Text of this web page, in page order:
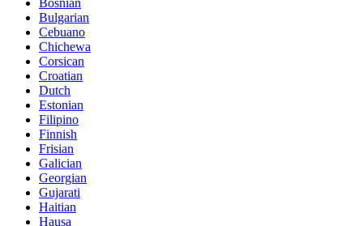
Bosnian
Bulgarian
Cebuano
Chichewa
Corsican
Croatian
Dutch
Estonian
Filipino
Finnish
Frisian
Galician
Georgian
Gujarati
Haitian
Hausa